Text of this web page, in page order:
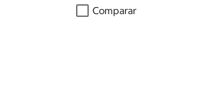
Comparar